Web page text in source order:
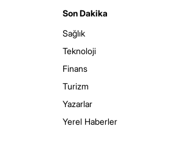
Son Dakika
Sağlık
Teknoloji
Finans
Turizm
Yazarlar
Yerel Haberler